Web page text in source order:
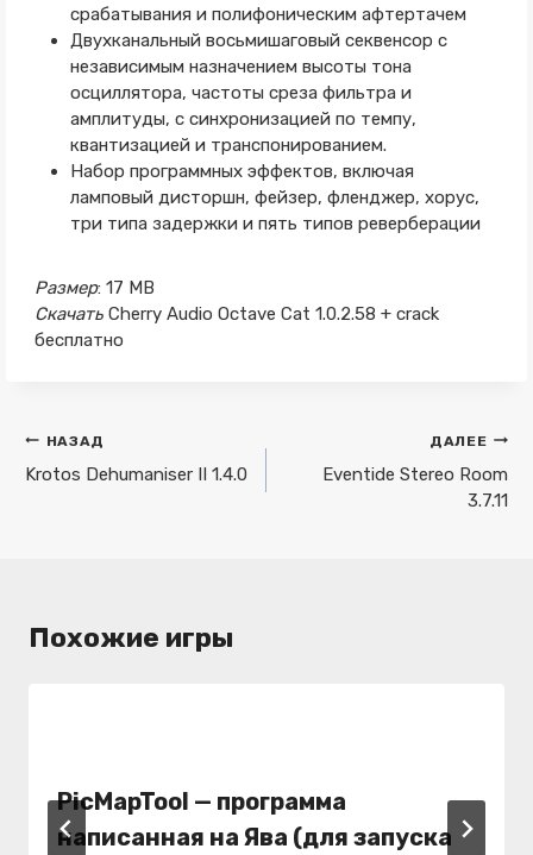
срабатывания и полифоническим афтертачем
Двухканальный восьмишаговый секвенсор с
независимым назначением высоты тона
осциллятора, частоты среза фильтра и
амплитуды, с синхронизацией по темпу,
квантизацией и транспонированием.
Набор программных эффектов, включая
ламповый дисторшн, фейзер, фленджер, хорус,
три типа задержки и пять типов реверберации
Размер: 17 MB
Скачать Cherry Audio Octave Cat 1.0.2.58 + crack
бесплатно
Навигация
по
НАЗАД
Krotos Dehumaniser II 1.4.0
ДАЛЕЕ
Eventide Stereo Room
3.7.11
Похожие игры
PicMapTool — программа
написанная на Ява (для запуска